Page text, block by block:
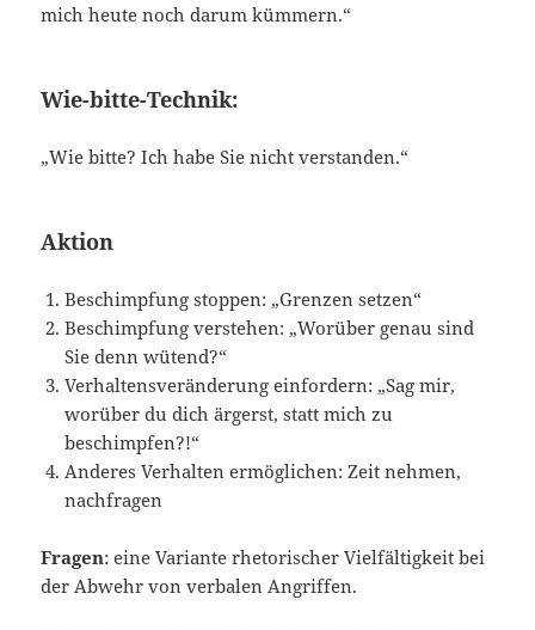
mich heute noch darum kümmern.“
Wie-bitte-Technik:
„Wie bitte? Ich habe Sie nicht verstanden.“
Aktion
Beschimpfung stoppen: „Grenzen setzen“
Beschimpfung verstehen: „Worüber genau sind
Sie denn wütend?“
Verhaltensveränderung einfordern: „Sag mir,
worüber du dich ärgerst, statt mich zu
beschimpfen?!“
Anderes Verhalten ermöglichen: Zeit nehmen,
nachfragen
Fragen: eine Variante rhetorischer Vielfältigkeit bei
der Abwehr von verbalen Angriffen.